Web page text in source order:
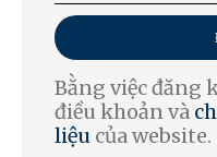
Bằng việc đăng
điều khoản và
liệu của website.